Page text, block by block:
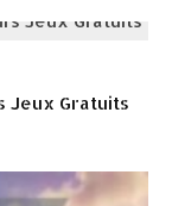
Jeux Gratuits